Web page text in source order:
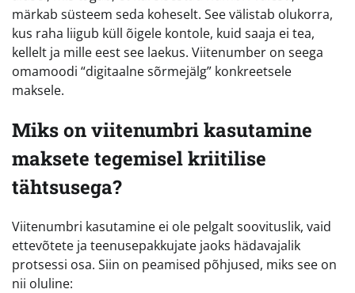
märkab süsteem seda koheselt. See välistab olukorra,
kus raha liigub küll õigele kontole, kuid saaja ei tea,
kellelt ja mille eest see laekus. Viitenumber on seega
omamoodi “digitaalne sõrmejälg” konkreetsele
maksele.
Miks on viitenumbri kasutamine
maksete tegemisel kriitilise
tähtsusega?
Viitenumbri kasutamine ei ole pelgalt soovituslik, vaid
ettevõtete ja teenusepakkujate jaoks hädavajalik
protsessi osa. Siin on peamised põhjused, miks see on
nii oluline: